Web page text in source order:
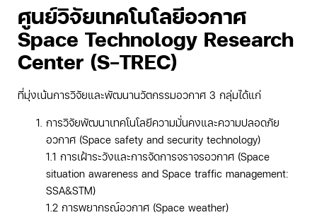
ศูนย์วิจัยเทคโนโลยีอวกาศ
Space Technology Research
Center (S-TREC)
ที่มุ่งเน้นการวิจัยและพัฒนานวัตกรรมอวกาศ 3 กลุ่มได้แก่
การวิจัยพัฒนาเทคโนโลยีความมั่นคงและความปลอดภัย
อวกาศ (Space safety and security technology)
1.1 การเฝ้าระวังและการจัดการจราจรอวกาศ (Space
situation awareness and Space traffic management:
SSA&STM)
1.2 การพยากรณ์อวกาศ (Space weather)